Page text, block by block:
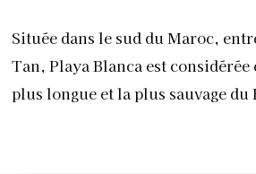
Située dans le sud du Maroc,
Tan, Playa Blanca est considérée
plus longue et la plus sauvage du